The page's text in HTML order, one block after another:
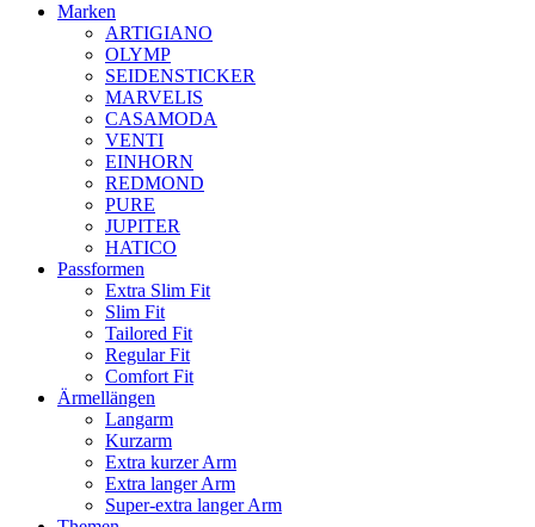
Marken
ARTIGIANO
OLYMP
SEIDENSTICKER
MARVELIS
CASAMODA
VENTI
EINHORN
REDMOND
PURE
JUPITER
HATICO
Passformen
Extra Slim Fit
Slim Fit
Tailored Fit
Regular Fit
Comfort Fit
Ärmellängen
Langarm
Kurzarm
Extra kurzer Arm
Extra langer Arm
Super-extra langer Arm